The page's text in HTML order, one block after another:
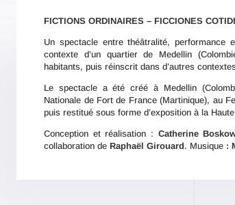
FICTIONS ORDINAIRES – FICCIONES
Un spectacle entre théâtralité,
contexte d’un quartier de Medellin
habitants, puis réinscrit dans d’autres
Le spectacle a été créé à Medellin
Nationale de Fort de France (Martinique), au
puis restitué sous forme d’exposition à la
Conception et réalisation : Catherine
collaboration deRaphaël Girouard. Musique :